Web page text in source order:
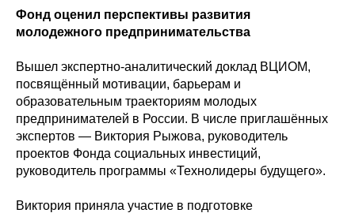
Фонд оценил перспективы развития
молодежного предпринимательства
Вышел экспертно-аналитический доклад ВЦИОМ,
посвящённый мотивации, барьерам и
образовательным траекториям молодых
предпринимателей в России. В числе приглашённых
экспертов — Виктория Рыжова, руководитель
проектов Фонда социальных инвестиций,
руководитель программы «Технолидеры будущего».
Виктория приняла участие в подготовке